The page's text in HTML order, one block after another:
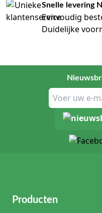
Snelle levering
Eenvoudig
Duidelijke
Producten